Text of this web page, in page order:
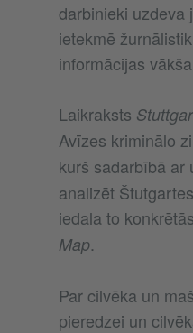
darbinieki uzdeva
ietekmē
informācijas
Laikraksts
Avīzes kriminālo
kurš sadarbībā ar
analizēt
iedala to
Map.
Par cilvēka un
pieredzei un